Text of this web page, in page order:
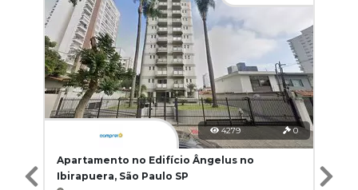
4279 0
Apartamento no Edifício Ângelus no
Ibirapuera, São Paulo SP